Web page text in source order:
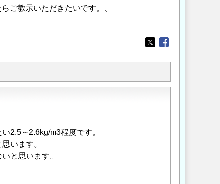
ご教示いただきたいです。、
Opens in a new
Opens in a new
2.5～2.6kg/m3程度です。
います。
と思います。